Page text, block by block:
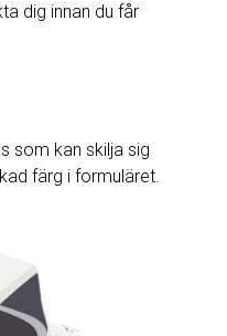
dig innan du får
som kan skilja sig
färg i formuläret.